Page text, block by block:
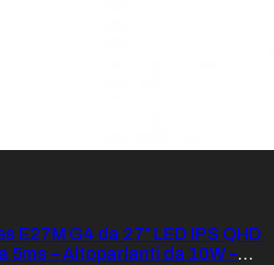
E27M G4 da 27″ LED IPS QHD
5ms – Altoparlanti da 10W –